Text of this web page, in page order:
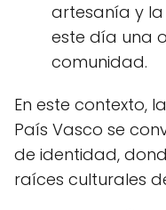
artesanía y
este día una
comunidad.
En este contexto,
País Vasco se
de identidad,
raíces culturales